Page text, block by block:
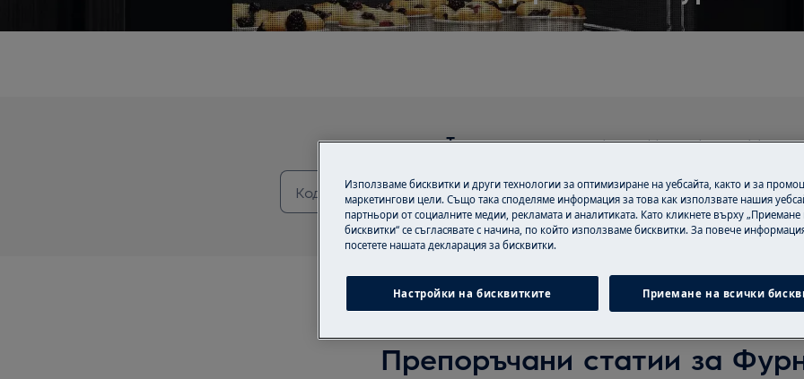
Търсене сред нашите помощни статии
Препоръчани статии за
Използваме бисквитки и други технологии за оптимизиране на уебсайта, както и за
маркетингови цели. Също така споделяме информация за това как използвате нашия
партньори от социалните медии, рекламата и аналитиката. Като кликнете върху „Приемане
бисквитки“ се съгласявате с начина, по който използваме бисквитки. За повече
посетете нашата декларация за бисквитки.
Настройки на бисквитките Приемане на всички